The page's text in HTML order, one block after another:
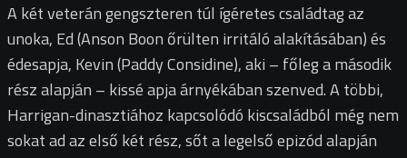
A két veterán gengszteren túl ígéretes családtag az
unoka, Ed (Anson Boon őrülten irritáló alakításában) és
édesapja, Kevin (Paddy Considine), aki – főleg a második
rész alapján – kissé apja árnyékában szenved. A többi,
Harrigan-dinasztiához kapcsolódó kiscsaládból még nem
sokat ad az első két rész, sőt a legelső epizód alapján